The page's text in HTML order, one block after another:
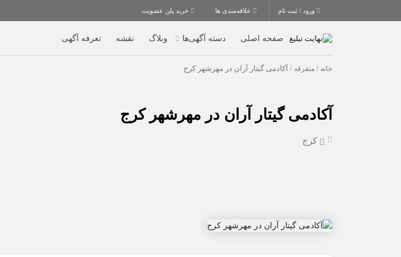
ورود / ثبت نام علاقه‌مندی ها خرید پلن عضویت
صفحه اصلی دسته آگهی‌ها وبلاگ نقشه تعرفه آگهی
خانه / متفرقه / آکادمی گیتار آران در مهرشهر کرج
آکادمی گیتار آران در مهرشهر کرج
کرج